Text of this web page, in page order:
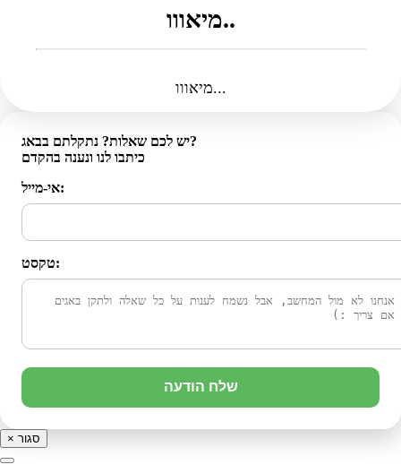
מיאווו..
מיאווו...
יש לכם שאלות? נתקלתם בבאג?
כיתבו לנו ונענה בהקדם
אי-מייל:
טקסט:
שלח הודעה
× סגור